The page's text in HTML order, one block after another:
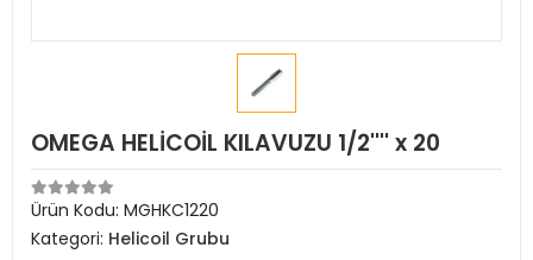
OMEGA HELİCOİL KILAVUZU 1/2'''' x 20
Ürün Kodu: MGHKC1220
Kategori: Helicoil Grubu